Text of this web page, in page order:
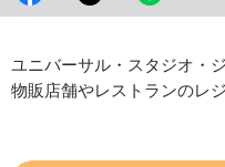
ユニバーサル・スタジオ・
物販店舗やレストランのレ